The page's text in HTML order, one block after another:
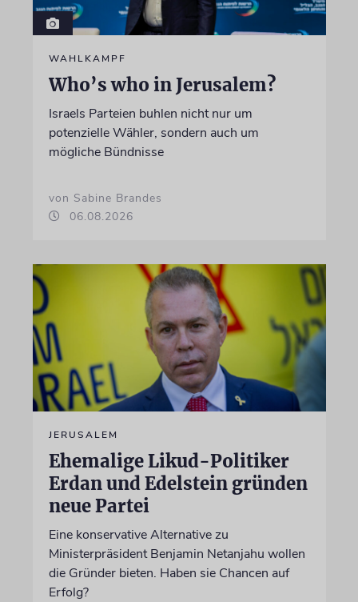
WAHLKAMPF
Who’s who in Jerusalem?
Israels Parteien buhlen nicht nur um
potenzielle Wähler, sondern auch um
mögliche Bündnisse
von Sabine Brandes
06.08.2026
JERUSALEM
Ehemalige Likud-Politiker
Erdan und Edelstein gründen
neue Partei
Eine konservative Alternative zu
Ministerpräsident Benjamin Netanjahu wollen
die Gründer bieten. Haben sie Chancen auf
Erfolg?